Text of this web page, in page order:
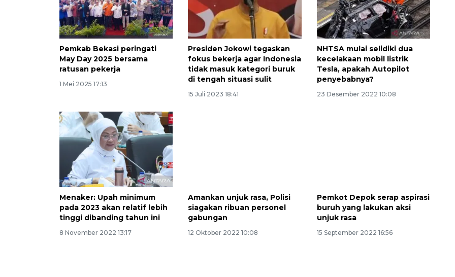
Pemkab Bekasi peringati
May Day 2025 bersama
ratusan pekerja
1 Mei 2025 17:13
Presiden Jokowi tegaskan
fokus bekerja agar Indonesia
tidak masuk kategori buruk
di tengah situasi sulit
15 Juli 2023 18:41
NHTSA mulai selidiki dua
kecelakaan mobil listrik
Tesla, apakah Autopilot
penyebabnya?
23 Desember 2022 10:08
Menaker: Upah minimum
pada 2023 akan relatif lebih
tinggi dibanding tahun ini
8 November 2022 13:17
Amankan unjuk rasa, Polisi
siagakan ribuan personel
gabungan
12 Oktober 2022 10:08
Pemkot Depok serap aspirasi
buruh yang lakukan aksi
unjuk rasa
15 September 2022 16:56
2026-08-05 12:00:00